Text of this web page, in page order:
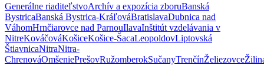
Generálne riaditeľstvoArchív a expozícia zboruBanská
BystricaBanská Bystrica-KráľováBratislavaDubnica nad
VáhomHrnčiarovce nad ParnouIlavaInštitút vzdelávania v
NitreKováčováKošiceKošice-ŠacaLeopoldovLiptovská
ŠtiavnicaNitraNitra-
ChrenováOmšeniePrešovRužomberokSučanyTrenčínŽeliezovce